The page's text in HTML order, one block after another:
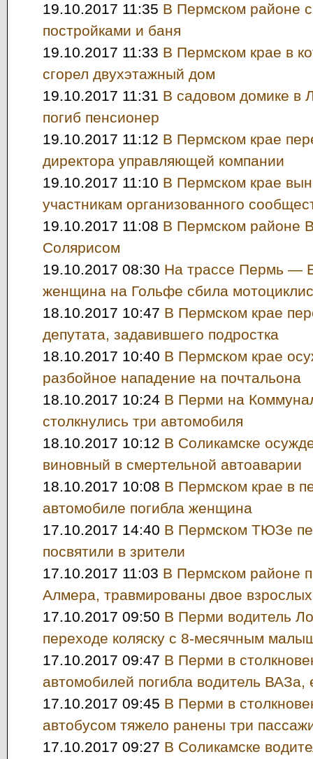
19.10.2017 11:35 В Пермском районе
постройками и баня
19.10.2017 11:33 В Пермском крае в
сгорел двухэтажный дом
19.10.2017 11:31 В садовом домике в
погиб пенсионер
19.10.2017 11:12 В Пермском крае
директора управляющей компании
19.10.2017 11:10 В Пермском крае
участникам организованного
19.10.2017 11:08 В Пермском районе
Солярисом
19.10.2017 08:30 На трассе Пермь —
женщина на Гольфе сбила
18.10.2017 10:47 В Пермском крае
депутата, задавившего подростка
18.10.2017 10:40 В Пермском крае
разбойное нападение на почтальона
18.10.2017 10:24 В Перми на
столкнулись три автомобиля
18.10.2017 10:12 В Соликамске
виновный в смертельной автоаварии
18.10.2017 10:08 В Пермском крае в
автомобиле погибла женщина
17.10.2017 14:40 В Пермском ТЮЗе
посвятили в зрители
17.10.2017 11:03 В Пермском районе
Алмера, травмированы двое
17.10.2017 09:50 В Перми водитель
переходе коляску с 8-месячным
17.10.2017 09:47 В Перми в
автомобилей погибла водитель
17.10.2017 09:45 В Перми в
автобусом тяжело ранены три
17.10.2017 09:27 В Соликамске